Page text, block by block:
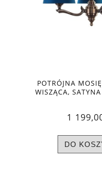
POTRÓJNA
WISZĄCA,
1
DO